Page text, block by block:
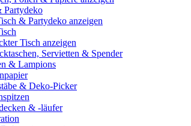
Partydeko
& Partydeko anzeigen
Tisch anzeigen
Servietten & Spender
& Lampions
& Deko-Picker
& -läufer